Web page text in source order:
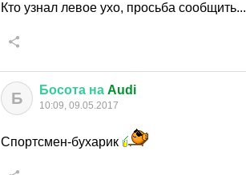
Кто узнал левое ухо, просьба сообщить...
Б Босота на Audi
10:09, 09.05.2017
Спортсмен-бухарик